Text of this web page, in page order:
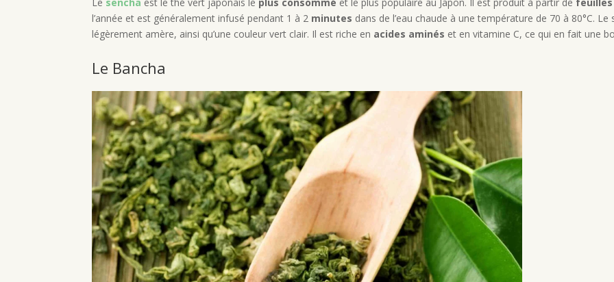
l’année et est généralement infusé pendant 1 à 2 minutes dans de l’eau chaude à une température de 70 à 80°C.
légèrement amère, ainsi qu’une couleur vert clair. Il est riche en acides aminés et en vitamine C, ce qui en fait une
Le Bancha